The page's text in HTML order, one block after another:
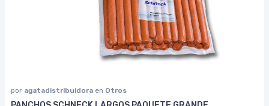
por agatadistribuidora en Otros